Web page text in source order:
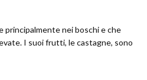
principalmente nei boschi e che
I suoi frutti, le castagne, sono